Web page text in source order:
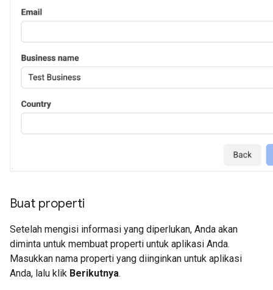
Buat properti
Setelah mengisi informasi yang diperlukan, Anda akan
diminta untuk membuat properti untuk aplikasi Anda.
Masukkan nama properti yang diinginkan untuk aplikasi
Anda, lalu klik Berikutnya.